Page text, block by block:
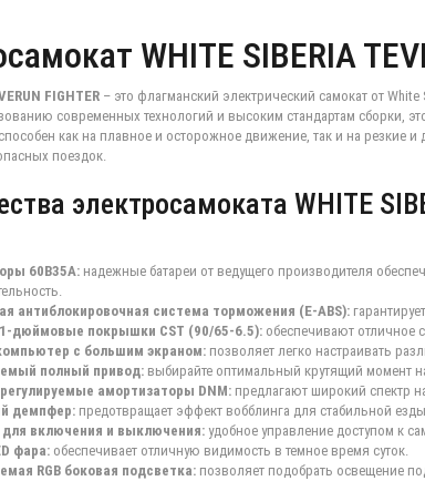
WHITE SIBERIA
FIGHTER– это флагманский электрический самокат от
современных технологий и высоким стандартам сборки,
как на плавное и осторожное движение, так и на резкие
поездок.
электросамоката WHITE
60B35A:надежные батареи от ведущего производителя
антиблокировочная система торможения (E-ABS):
дюймовые покрышки CST (90/65-6.5):обеспечивают отличное
с большим экраном:позволяет легко настраивать
полный привод:выбирайте оптимальный крутящий момент
амортизаторы DNM:предлагают широкий спектр
демпфер:предотвращает эффект вобблинга для стабильной
для включения и выключения:удобное управление доступом к
фара:обеспечивает отличную видимость в темное время суток.
RGB боковая подсветка:позволяет подобрать освещение